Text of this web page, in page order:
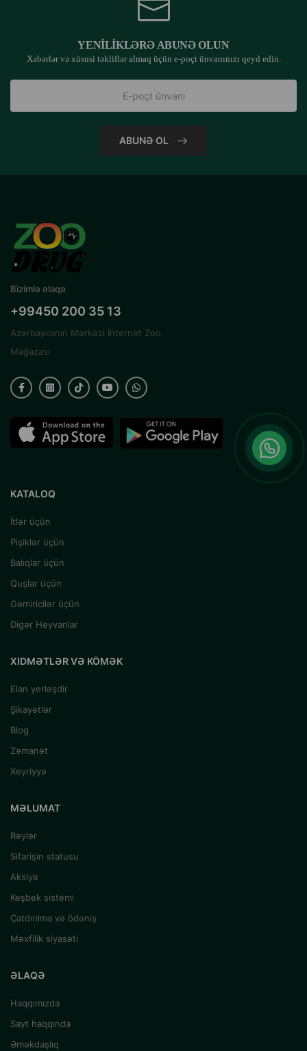
YENILIKLƏRƏ ABUNƏ OLUN
Xəbərlər və xüsusi təkliflər almaq üçün e-poçt ünvanınızı qeyd edin.
ABUNƏ OL
Bizimlə əlaqə
+99450 200 35 13
Azərbaycanın Mərkəzi İnternet Zoo
Mağazası
KATALOQ
İtlər üçün
Pişiklər üçün
Balıqlar üçün
Quşlar üçün
Gəmiricilər üçün
Digər Heyvanlar
XIDMƏTLƏR VƏ KÖMƏK
Elan yerləşdir
Şikayətlər
Blog
Zəmanət
Xeyriyyə
MƏLUMAT
Rəylər
Sifarişin statusu
Aksiya
Keşbek sistemi
Çatdırılma və ödəniş
Məxfilik siyasəti
ƏLAQƏ
Haqqımızda
Sayt haqqında
Əməkdaşlıq